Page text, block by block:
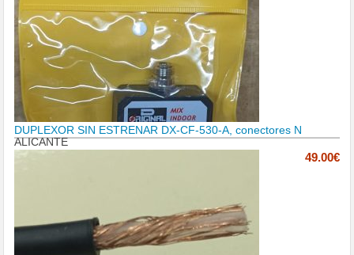
DUPLEXOR SIN ESTRENAR DX-CF-530-A, conectores N
ALICANTE
49.00€